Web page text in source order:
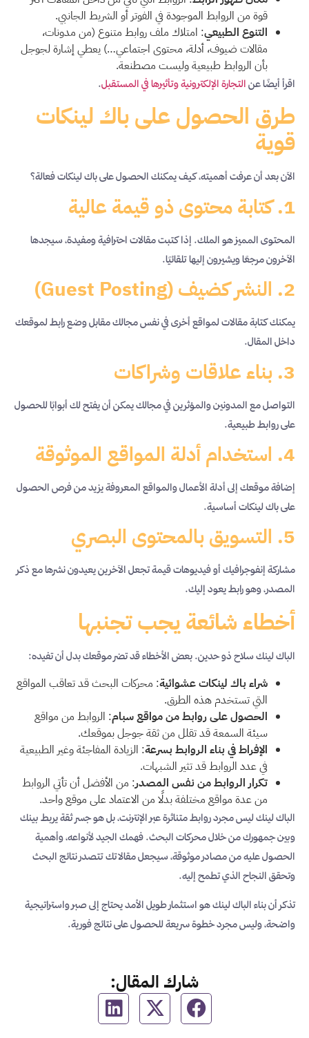
قوة من الروابط الموجودة في الفوتر أو الشريط الجانبي.
التنوع الطبيعي: امتلاك ملف روابط متنوع (من مدونات،
مقالات ضيوف، أدلة، محتوى اجتماعي…) يعطي إشارة لجوجل
بأن الروابط طبيعية وليست مصطنعة.
اقرأ أيضًا عن التجارة الإلكترونية وتأثيرها في المستقبل.
طرق الحصول على باك لينكات
قوية
الآن بعد أن عرفت أهميته، كيف يمكنك الحصول على باك لينكات فعالة؟
1. كتابة محتوى ذو قيمة عالية
المحتوى المميز هو الملك. إذا كتبت مقالات احترافية ومفيدة، سيجدها
الآخرون مرجعًا ويشيرون إليها تلقائيًا.
2. النشر كضيف (Guest Posting)
يمكنك كتابة مقالات لمواقع أخرى في نفس مجالك مقابل وضع رابط لموقعك
داخل المقال.
3. بناء علاقات وشراكات
التواصل مع المدونين والمؤثرين في مجالك يمكن أن يفتح لك أبوابًا للحصول
على روابط طبيعية.
4. استخدام أدلة المواقع الموثوقة
إضافة موقعك إلى أدلة الأعمال والمواقع المعروفة يزيد من فرص الحصول
على باك لينكات أساسية.
5. التسويق بالمحتوى البصري
مشاركة إنفوجرافيك أو فيديوهات قيمة تجعل الآخرين يعيدون نشرها مع ذكر
المصدر، وهو رابط يعود إليك.
أخطاء شائعة يجب تجنبها
الباك لينك سلاح ذو حدين. بعض الأخطاء قد تضر موقعك بدل أن تفيده:
شراء باك لينكات عشوائية: محركات البحث قد تعاقب المواقع
التي تستخدم هذه الطرق.
الحصول على روابط من مواقع سبام: الروابط من مواقع
سيئة السمعة قد تقلل من ثقة جوجل بموقعك.
الإفراط في بناء الروابط بسرعة: الزيادة المفاجئة وغير الطبيعية
في عدد الروابط قد تثير الشبهات.
تكرار الروابط من نفس المصدر: من الأفضل أن تأتي الروابط
من عدة مواقع مختلفة بدلًا من الاعتماد على موقع واحد.
الباك لينك ليس مجرد روابط متناثرة عبر الإنترنت، بل هو جسر ثقة يربط بينك
وبين جمهورك من خلال محركات البحث. فهمك الجيد لأنواعه، وأهمية
الحصول عليه من مصادر موثوقة، سيجعل مقالاتك تتصدر نتائج البحث
وتحقق النجاح الذي تطمح إليه.
تذكر أن بناء الباك لينك هو استثمار طويل الأمد يحتاج إلى صبر واستراتيجية
واضحة، وليس مجرد خطوة سريعة للحصول على نتائج فورية.
شارك المقال: